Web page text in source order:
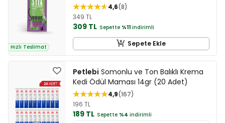
Hızlı Teslimat
4,6 8
349 TL
309 TL Sepette %11 indirimli
Sepete Ekle
Petlebi Somonlu ve Ton Balıklı Krema
Kedi Ödül Maması 14gr (20 Adet)
4,9 167
196 TL
189 TL Sepette %4 indirimli